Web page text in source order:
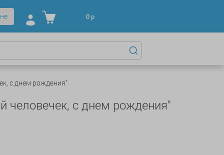
0р
с днем рождения"
человечек, с днем рождения"